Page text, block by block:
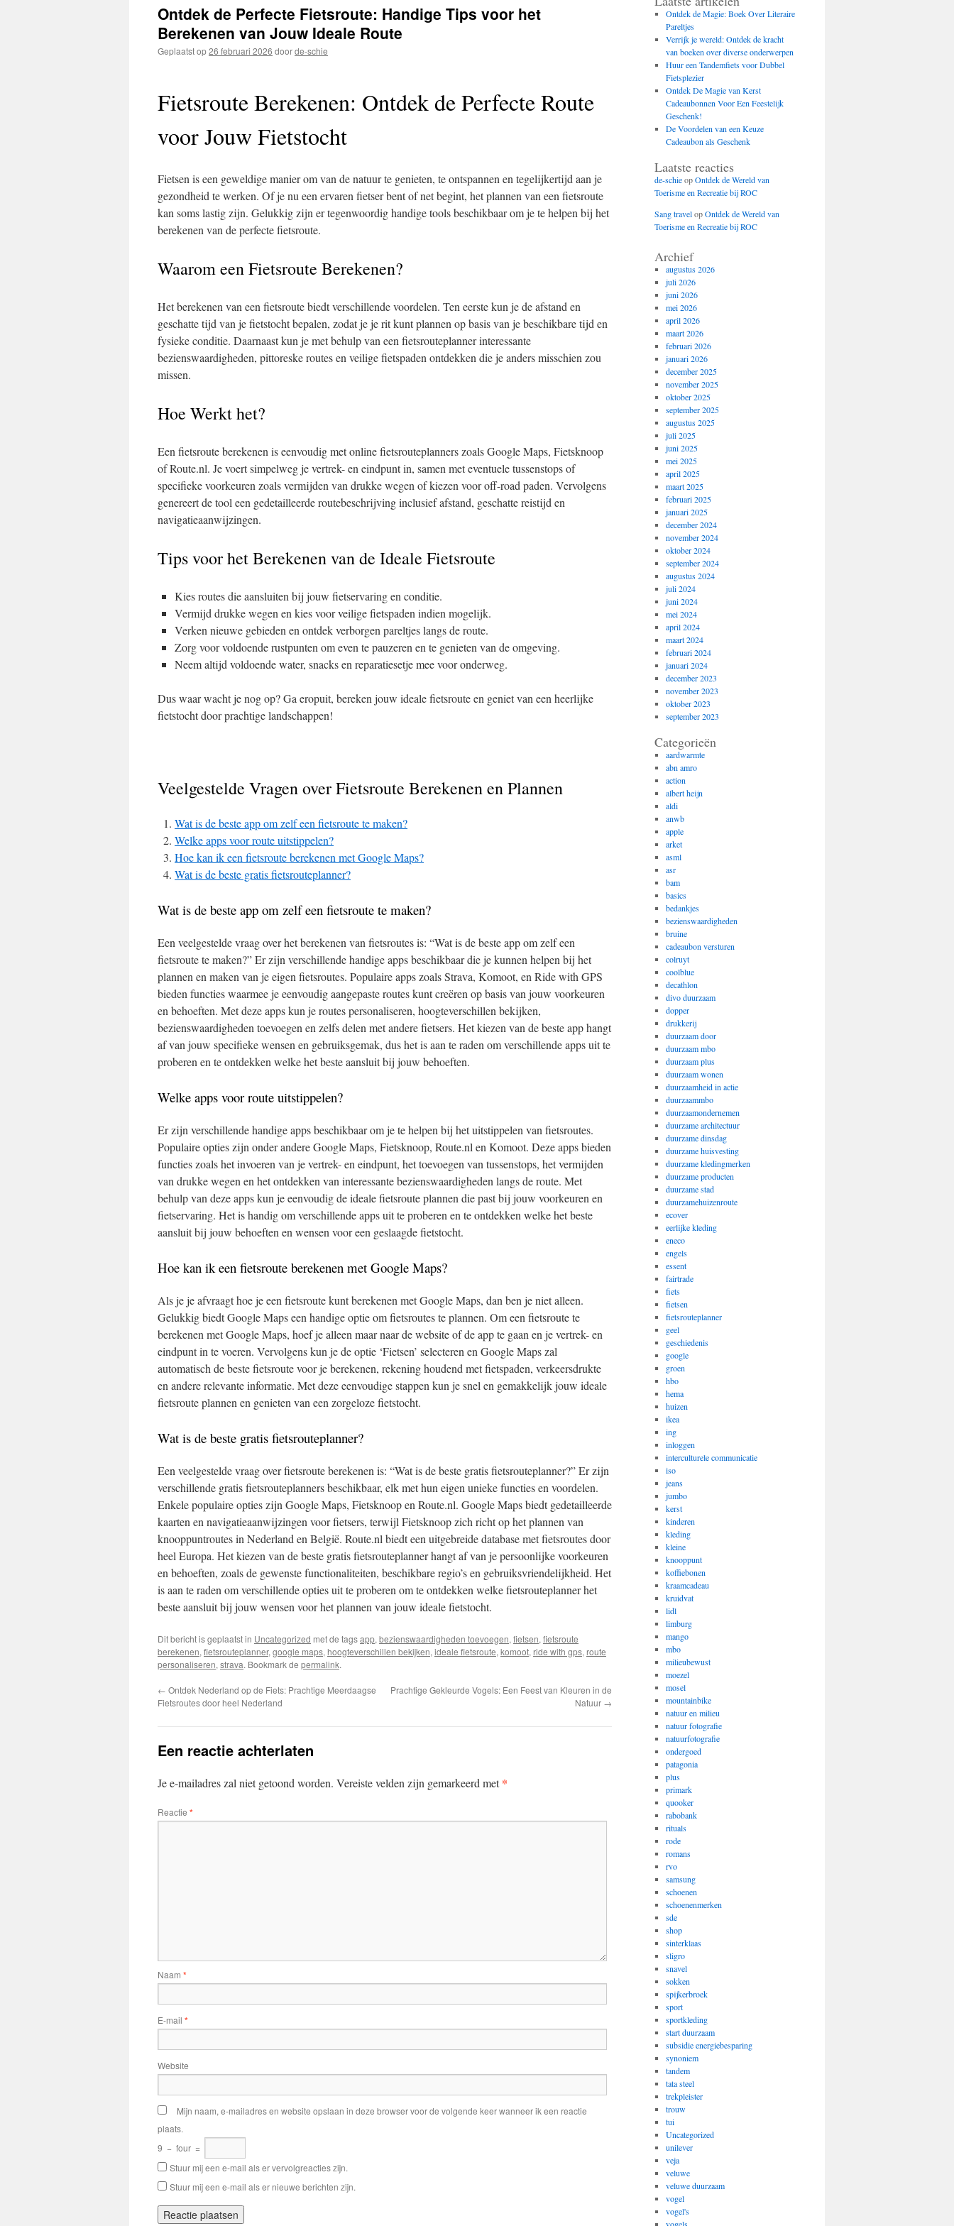
Ontdek de Perfecte Fietsroute: Handige Tips voor het
Berekenen van Jouw Ideale Route
Geplaatst op26 februari 2026 doorde-schie
Fietsroute Berekenen: Ontdek de Perfecte Route
voor Jouw Fietstocht
Fietsen is een geweldige manier om van de natuur te genieten, te ontspannen en tegelijkertijd aan je
gezondheid te werken. Of je nu een ervaren fietser bent of net begint, het plannen van een fietsroute
kan soms lastig zijn. Gelukkig zijn er tegenwoordig handige tools beschikbaar om je te helpen bij het
berekenen van de perfecte fietsroute.
Waarom een Fietsroute Berekenen?
Het berekenen van een fietsroute biedt verschillende voordelen. Ten eerste kun je de afstand en
geschatte tijd van je fietstocht bepalen, zodat je je rit kunt plannen op basis van je beschikbare tijd en
fysieke conditie. Daarnaast kun je met behulp van een fietsrouteplanner interessante
bezienswaardigheden, pittoreske routes en veilige fietspaden ontdekken die je anders misschien zou
missen.
Hoe Werkt het?
Een fietsroute berekenen is eenvoudig met online fietsrouteplanners zoals Google Maps, Fietsknoop
of Route.nl. Je voert simpelweg je vertrek- en eindpunt in, samen met eventuele tussenstops of
specifieke voorkeuren zoals vermijden van drukke wegen of kiezen voor off-road paden. Vervolgens
genereert de tool een gedetailleerde routebeschrijving inclusief afstand, geschatte reistijd en
navigatieaanwijzingen.
Tips voor het Berekenen van de Ideale Fietsroute
Kies routes die aansluiten bij jouw fietservaring en conditie.
Vermijd drukke wegen en kies voor veilige fietspaden indien mogelijk.
Verken nieuwe gebieden en ontdek verborgen pareltjes langs de route.
Zorg voor voldoende rustpunten om even te pauzeren en te genieten van de omgeving.
Neem altijd voldoende water, snacks en reparatiesetje mee voor onderweg.
Dus waar wacht je nog op? Ga eropuit, bereken jouw ideale fietsroute en geniet van een heerlijke
fietstocht door prachtige landschappen!
Veelgestelde Vragen over Fietsroute Berekenen en Plannen
Wat is de beste app om zelf een fietsroute te maken?
Welke apps voor route uitstippelen?
Hoe kan ik een fietsroute berekenen met Google Maps?
Wat is de beste gratis fietsrouteplanner?
Wat is de beste app om zelf een fietsroute te maken?
Een veelgestelde vraag over het berekenen van fietsroutes is: “Wat is de beste app om zelf een
fietsroute te maken?” Er zijn verschillende handige apps beschikbaar die je kunnen helpen bij het
plannen en maken van je eigen fietsroutes. Populaire apps zoals Strava, Komoot, en Ride with GPS
bieden functies waarmee je eenvoudig aangepaste routes kunt creëren op basis van jouw voorkeuren
en behoeften. Met deze apps kun je routes personaliseren, hoogteverschillen bekijken,
bezienswaardigheden toevoegen en zelfs delen met andere fietsers. Het kiezen van de beste app hangt
af van jouw specifieke wensen en gebruiksgemak, dus het is aan te raden om verschillende apps uit te
proberen en te ontdekken welke het beste aansluit bij jouw behoeften.
Welke apps voor route uitstippelen?
Er zijn verschillende handige apps beschikbaar om je te helpen bij het uitstippelen van fietsroutes.
Populaire opties zijn onder andere Google Maps, Fietsknoop, Route.nl en Komoot. Deze apps bieden
functies zoals het invoeren van je vertrek- en eindpunt, het toevoegen van tussenstops, het vermijden
van drukke wegen en het ontdekken van interessante bezienswaardigheden langs de route. Met
behulp van deze apps kun je eenvoudig de ideale fietsroute plannen die past bij jouw voorkeuren en
fietservaring. Het is handig om verschillende apps uit te proberen en te ontdekken welke het beste
aansluit bij jouw behoeften en wensen voor een geslaagde fietstocht.
Hoe kan ik een fietsroute berekenen met Google Maps?
Als je je afvraagt hoe je een fietsroute kunt berekenen met Google Maps, dan ben je niet alleen.
Gelukkig biedt Google Maps een handige optie om fietsroutes te plannen. Om een fietsroute te
berekenen met Google Maps, hoef je alleen maar naar de website of de app te gaan en je vertrek- en
eindpunt in te voeren. Vervolgens kun je de optie ‘Fietsen’ selecteren en Google Maps zal
automatisch de beste fietsroute voor je berekenen, rekening houdend met fietspaden, verkeersdrukte
en andere relevante informatie. Met deze eenvoudige stappen kun je snel en gemakkelijk jouw ideale
fietsroute plannen en genieten van een zorgeloze fietstocht.
Wat is de beste gratis fietsrouteplanner?
Een veelgestelde vraag over fietsroute berekenen is: “Wat is de beste gratis fietsrouteplanner?” Er zijn
verschillende gratis fietsrouteplanners beschikbaar, elk met hun eigen unieke functies en voordelen.
Enkele populaire opties zijn Google Maps, Fietsknoop en Route.nl. Google Maps biedt gedetailleerde
kaarten en navigatieaanwijzingen voor fietsers, terwijl Fietsknoop zich richt op het plannen van
knooppuntroutes in Nederland en België. Route.nl biedt een uitgebreide database met fietsroutes door
heel Europa. Het kiezen van de beste gratis fietsrouteplanner hangt af van je persoonlijke voorkeuren
en behoeften, zoals de gewenste functionaliteiten, beschikbare regio’s en gebruiksvriendelijkheid. Het
is aan te raden om verschillende opties uit te proberen om te ontdekken welke fietsrouteplanner het
beste aansluit bij jouw wensen voor het plannen van jouw ideale fietstocht.
Dit bericht is geplaatst in Uncategorized met de tagsapp, bezienswaardigheden toevoegen, fietsen, fietsroute
berekenen, fietsrouteplanner, google maps, hoogteverschillen bekijken, ideale fietsroute, komoot, ride with gps, route
personaliseren, strava. Bookmark de permalink.
← Ontdek Nederland op de Fiets: Prachtige Meerdaagse
Fietsroutes door heel Nederland
Prachtige Gekleurde Vogels: Een Feest van Kleuren in de
Natuur →
Een reactie achterlaten
Je e-mailadres zal niet getoond worden. Vereiste velden zijn gemarkeerd met*
Reactie *
Naam *
E-mail *
Website
Mijn naam, e-mailadres en website opslaan in deze browser voor de volgende keer wanneer ik een reactie
plaats.
9 − four =
Stuur mij een e-mail als er vervolgreacties zijn.
Stuur mij een e-mail als er nieuwe berichten zijn.
Ontdek de Magie: Boek Over Literaire
Pareltjes
Verrijk je wereld: Ontdek de kracht
van boeken over diverse onderwerpen
Huur een Tandemfiets voor Dubbel
Fietsplezier
Ontdek De Magie van Kerst
Cadeaubonnen Voor Een Feestelijk
Geschenk!
De Voordelen van een Keuze
Cadeaubon als Geschenk
Laatste reacties
de-schieopOntdek de Wereld van
Toerisme en Recreatie bij ROC
Sang travelopOntdek de Wereld van
Toerisme en Recreatie bij ROC
Archief
augustus 2026
juli 2026
juni 2026
mei 2026
april 2026
maart 2026
februari 2026
januari 2026
december 2025
november 2025
oktober 2025
september 2025
augustus 2025
juli 2025
juni 2025
mei 2025
april 2025
maart 2025
februari 2025
januari 2025
december 2024
november 2024
oktober 2024
september 2024
augustus 2024
juli 2024
juni 2024
mei 2024
april 2024
maart 2024
februari 2024
januari 2024
december 2023
november 2023
oktober 2023
september 2023
Categorieën
aardwarmte
abn amro
action
albert heijn
aldi
anwb
apple
arket
asml
asr
bam
basics
bedankjes
bezienswaardigheden
bruine
cadeaubon versturen
colruyt
coolblue
decathlon
divo duurzaam
dopper
drukkerij
duurzaam door
duurzaam mbo
duurzaam plus
duurzaam wonen
duurzaamheid in actie
duurzaammbo
duurzaamondernemen
duurzame architectuur
duurzame dinsdag
duurzame huisvesting
duurzame kledingmerken
duurzame producten
duurzame stad
duurzamehuizenroute
ecover
eerlijke kleding
eneco
engels
essent
fairtrade
fiets
fietsen
fietsrouteplanner
geel
geschiedenis
google
groen
hbo
hema
huizen
ikea
ing
inloggen
interculturele communicatie
iso
jeans
jumbo
kerst
kinderen
kleding
kleine
knooppunt
koffiebonen
kraamcadeau
kruidvat
lidl
limburg
mango
mbo
milieubewust
moezel
mosel
mountainbike
natuur en milieu
natuur fotografie
natuurfotografie
ondergoed
patagonia
plus
primark
quooker
rabobank
rituals
rode
romans
rvo
samsung
schoenen
schoenenmerken
sde
shop
sinterklaas
sligro
snavel
sokken
spijkerbroek
sport
sportkleding
start duurzaam
subsidie energiebesparing
synoniem
tandem
tata steel
trekpleister
trouw
tui
Uncategorized
unilever
veja
veluwe
veluwe duurzaam
vogel
vogel's